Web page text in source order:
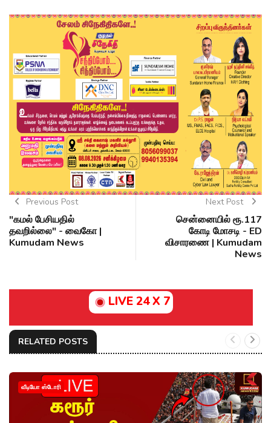
Previous Post
"கமல் பேசியதில்
தவறில்லை" - வைகோ |
Kumudam News
Next Post
சென்னையில் ரூ.117
கோடி மோசடி - ED
விசாரணை | Kumudam
News
LIVE 24 X 7
RELATED POSTS
வீடியோ ஸ்டோரி